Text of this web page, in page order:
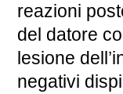
reazioni
del datore
lesione
negativi